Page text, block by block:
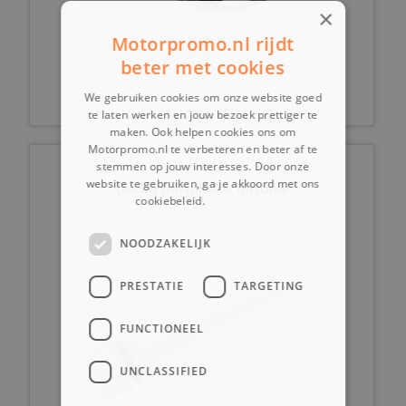
€ 44,99
(9A3a) Oliepijlstok dirtbike
×
Motorpromo.nl rijdt
beter met cookies
We gebruiken cookies om onze website goed
te laten werken en jouw bezoek prettiger te
maken. Ook helpen cookies ons om
Motorpromo.nl te verbeteren en beter af te
stemmen op jouw interesses. Door onze
website te gebruiken, ga je akkoord met ons
cookiebeleid.
NOODZAKELIJK
PRESTATIE TARGETING
FUNCTIONEEL
UNCLASSIFIED